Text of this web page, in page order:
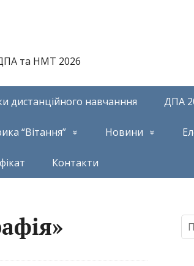
ДПА та НМТ 2026
дистанційного навчанння ДПА
“Вітання” Новини
Контакти